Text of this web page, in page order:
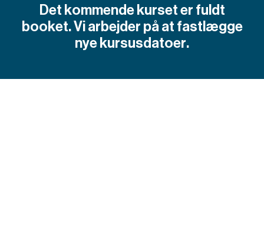
Det kommende kurset er fuldt
booket. Vi arbejder på at fastlægge
nye kursusdatoer.